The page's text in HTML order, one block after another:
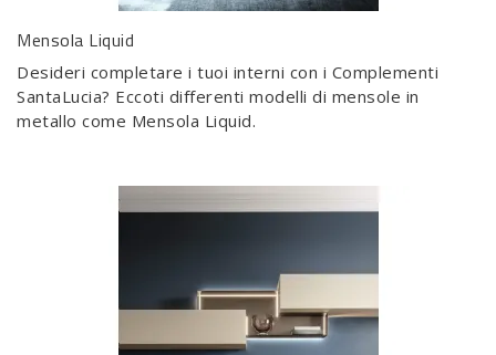
Mensola Liquid
Desideri completare i tuoi interni con i Complementi
SantaLucia? Eccoti differenti modelli di mensole in
metallo come Mensola Liquid.